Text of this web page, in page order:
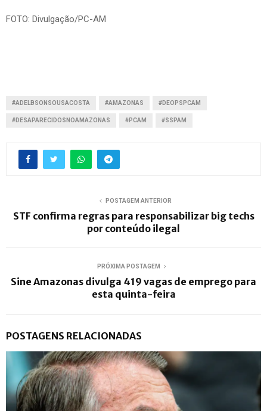
FOTO: Divulgação/PC-AM
#ADELBSONSOUSACOSTA #AMAZONAS #DEOPSPCAM
#DESAPARECIDOSNOAMAZONAS #PCAM #SSPAM
POSTAGEM ANTERIOR
STF confirma regras para responsabilizar big techs
por conteúdo ilegal
PRÓXIMA POSTAGEM
Sine Amazonas divulga 419 vagas de emprego para
esta quinta-feira
POSTAGENS RELACIONADAS